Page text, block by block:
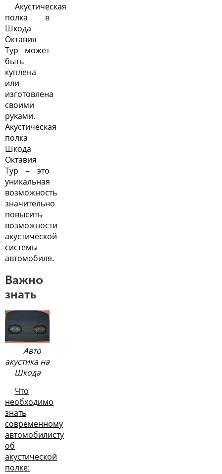
Акустическая
полка в
Шкода
Октавия
Тур может
быть
куплена
или
изготовлена
своими
руками.
Акустическая
полка
Шкода
Октавия
Тур – это
уникальная
возможность
значительно
повысить
возможности
акустической
системы
автомобиля.
Важно
знать
Авто
акустика на
Шкода
Что
необходимо
знать
современному
автомобилисту
об
акустической
полке: